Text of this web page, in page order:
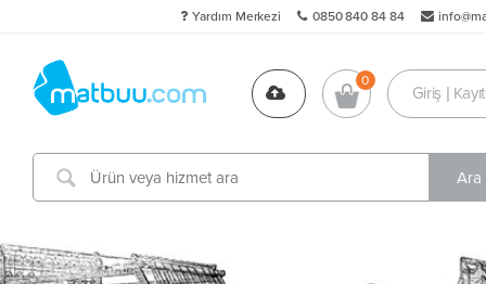
0850 840 84 84
Yardım Merkezi
Giriş | Kayıt